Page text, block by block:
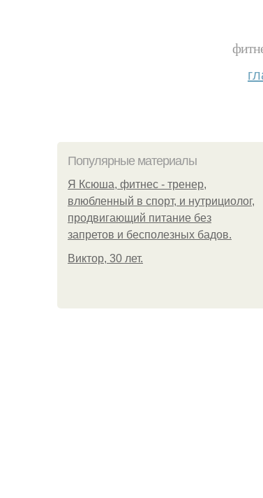
Популярные материалы
Я Ксюша, фитнес - тренер,
влюбленный в спорт, и нутрициолог,
продвигающий питание без
запретов и бесполезных бадов.
Виктор, 30 лет.